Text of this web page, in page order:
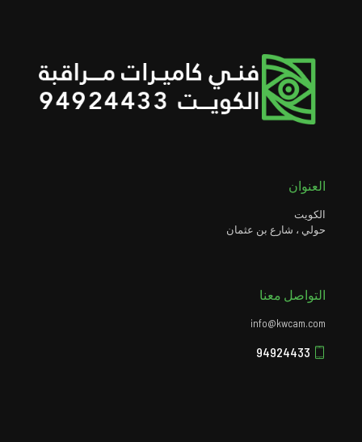
العنوان
الكويت
حولي ، شارع بن عثمان
التواصل معنا
info@kwcam.com